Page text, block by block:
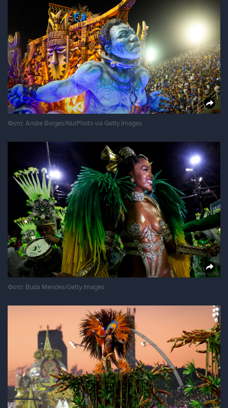
Фото: Andre Borges/NurPhoto via Getty Images
Фото: Buda Mendes/Getty Images